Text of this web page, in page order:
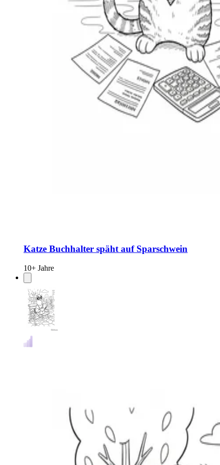
Katze Buchhalter späht auf Sparschwein
10+ Jahre